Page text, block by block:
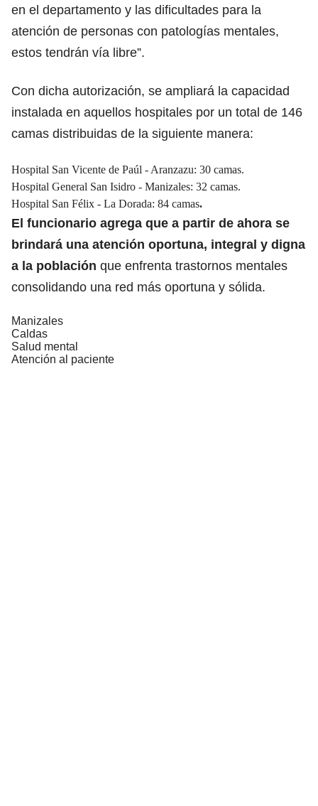
en el departamento y las dificultades para la
atención de personas con patologías mentales,
estos tendrán vía libre”.
Con dicha autorización, se ampliará la capacidad
instalada en aquellos hospitales por un total de 146
camas distribuidas de la siguiente manera:
Hospital San Vicente de Paúl - Aranzazu: 30 camas.
Hospital General San Isidro - Manizales: 32 camas.
Hospital San Félix - La Dorada: 84 camas.
El funcionario agrega que a partir de ahora se
brindará una atención oportuna, integral y digna
a la población que enfrenta trastornos mentales
consolidando una red más oportuna y sólida.
Manizales
Caldas
Salud mental
Atención al paciente